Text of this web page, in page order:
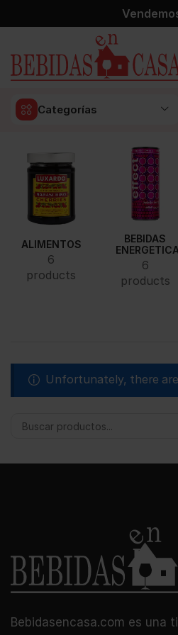
Categorías
ALIMENTOS
6
products
BEBIDAS
6
products
Unfortunately, there
Bebidasencasa.com es una